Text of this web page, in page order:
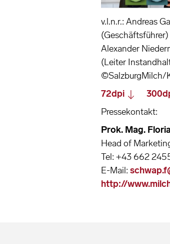
v.l.n.r.: Andreas
Alexander
(Leiter
©SalzburgMilch/
72dpi
Pressekontakt:
Prok. Mag.
Head of
Tel: +43 662
E-Mail:
http://